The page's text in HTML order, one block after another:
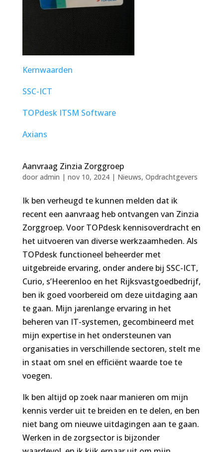
Kernwaarden
SSC-ICT
TOPdesk ITSM Software
Axians
Aanvraag Zinzia Zorggroep
door admin | nov 10, 2024| Nieuws, Opdrachtgevers
Ik ben verheugd te kunnen melden dat ik
recent een aanvraag heb ontvangen van Zinzia
Zorggroep. Voor TOPdesk kennisoverdracht en
het uitvoeren van diverse werkzaamheden. Als
TOPdesk functioneel beheerder met
uitgebreide ervaring, onder andere bij SSC-ICT,
Curio, s’Heerenloo en het Rijksvastgoedbedrijf,
ben ik goed voorbereid om deze uitdaging aan
te gaan. Mijn jarenlange ervaring in het
beheren van IT-systemen, gecombineerd met
mijn expertise in het ondersteunen van
organisaties in verschillende sectoren, stelt me
in staat om snel en efficiënt waarde toe te
voegen.
Ik ben altijd op zoek naar manieren om mijn
kennis verder uit te breiden en te delen, en ben
niet bang om nieuwe uitdagingen aan te gaan.
Werken in de zorgsector is bijzonder